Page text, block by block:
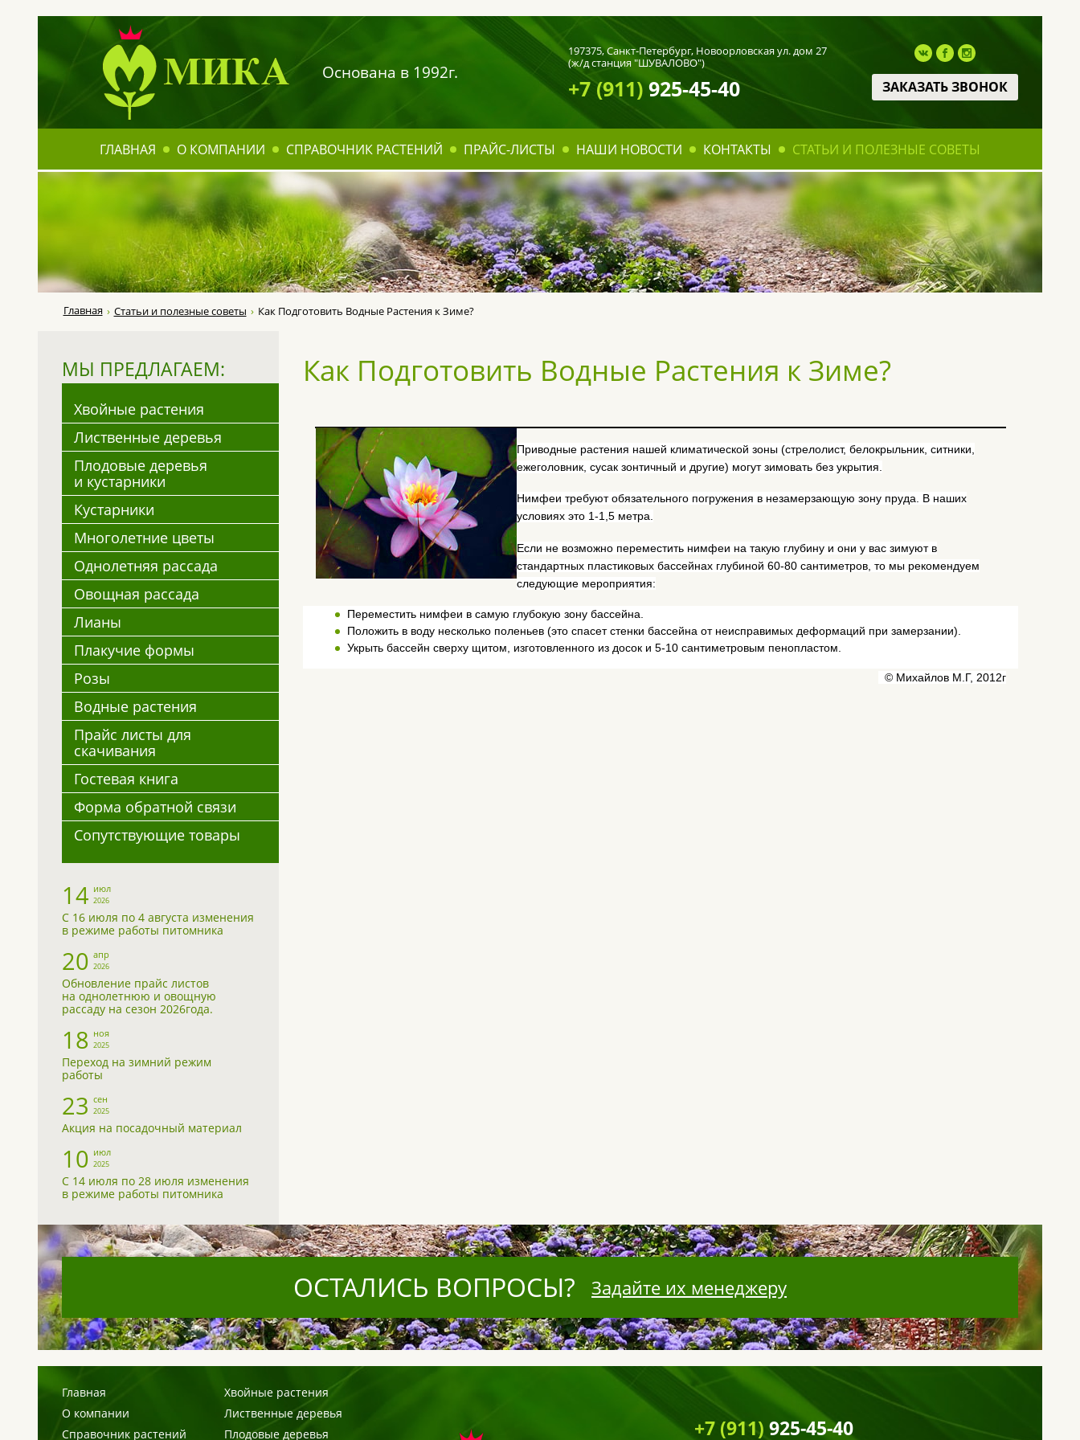
Основана в 1992г.
197375,Санкт-Петербург, Новоорловская ул. дом 27
(ж/д станция "ШУВАЛОВО")
+7 (911)925-45-40 ЗАКАЗАТЬ ЗВОНОК
ГЛАВНАЯ О КОМПАНИИ СПРАВОЧНИК РАСТЕНИЙ ПРАЙС-ЛИСТЫ НАШИ НОВОСТИ КОНТАКТЫ СТАТЬИ И ПОЛЕЗНЫЕ СОВЕТЫ
Главная Статьи и полезные советы Как Подготовить Водные Растения к Зиме?
МЫ ПРЕДЛАГАЕМ:
Хвойные растения
Лиственные деревья
Плодовые деревья
и кустарники
Кустарники
Многолетние цветы
Однолетняя рассада
Овощная рассада
Лианы
Плакучие формы
Розы
Водные растения
Прайс листы для
скачивания
Гостевая книга
Форма обратной связи
Сопутствующие товары
14 июл
2026
С 16 июля по 4 августа изменения
в режиме работы питомника
20 апр
2026
Обновление прайс листов
на однолетнюю и овощную
рассаду на сезон 2026года.
18 ноя
2025
Переход на зимний режим
работы
23 сен
2025
Акция на посадочный материал
10 июл
2025
С 14 июля по 28 июля изменения
в режиме работы питомника
Как Подготовить Водные Растения к Зиме?
Приводные растения нашей климатической зоны (стрелолист, белокрыльник, ситники,
ежеголовник, сусак зонтичный и другие) могут зимовать без укрытия.
Нимфеи требуют обязательного погружения в незамерзающую зону пруда. В наших
условиях это 1-1,5 метра.
Если не возможно переместить нимфеи на такую глубину и они у вас зимуют в
стандартных пластиковых бассейнах глубиной 60-80 сантиметров, то мы рекомендуем
следующие мероприятия:
Переместить нимфеи в самую глубокую зону бассейна.
Положить в воду несколько поленьев (это спасет стенки бассейна от неисправимых деформаций при замерзании).
Укрыть бассейн сверху щитом, изготовленного из досок и 5-10 сантиметровым пенопластом.
© Михайлов М.Г, 2012г
ОСТАЛИСЬ ВОПРОСЫ? Задайте их менеджеру
Главная
О компании
Справочник растений
Хвойные растения
Лиственные деревья
Плодовые деревья
+7 (911) 925-45-40